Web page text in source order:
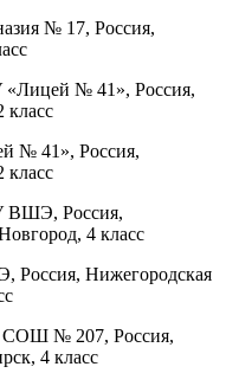
№ 17, Россия,
№ 41», Россия,
класс
№ 41», Россия,
класс
ВШЭ, Россия,
4 класс
Россия, Нижегородская
№ 207, Россия,
4 класс